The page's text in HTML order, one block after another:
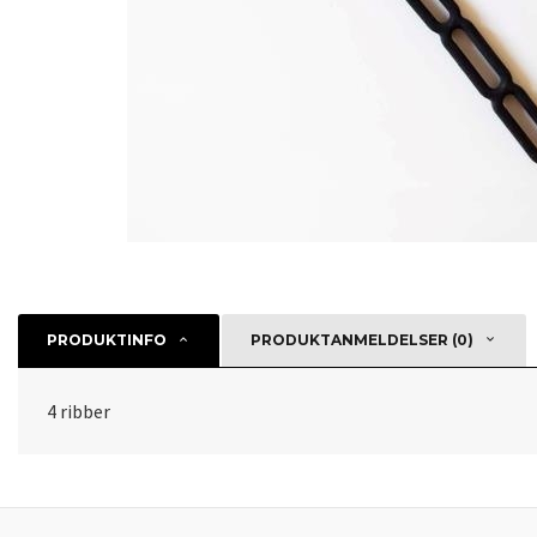
PRODUKTINFO PRODUKTANMELDELSER (0)
4 ribber